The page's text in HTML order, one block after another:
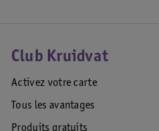
Club Kruidvat
Activez votre carte
Tous les avantages
Produits gratuits